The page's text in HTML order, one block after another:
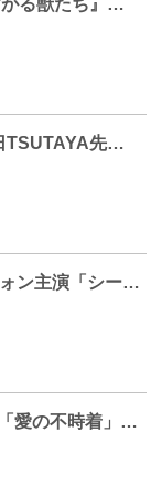
チョン・ドヨン×チョン・ウソン×ペ・ソンウ共演『藁にもすがる獣たち』予告、ポスター、場面写真解禁！
2PMジュノ主演！法廷捜査サスペンス「自白」2021年1月6日TSUTAYA先行レンタル開始決定！
週末は韓流ドラマざんまい！第３弾はヒョンビン＆ハ・ジウォン主演「シークレット・ガーデン」
【Photo】ヒョンビン＆ソン・イェジンが再び共演！ドラマ「愛の不時着」制作発表会見